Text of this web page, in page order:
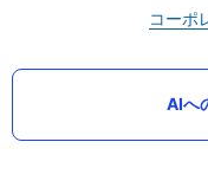
コーポ
AIへ